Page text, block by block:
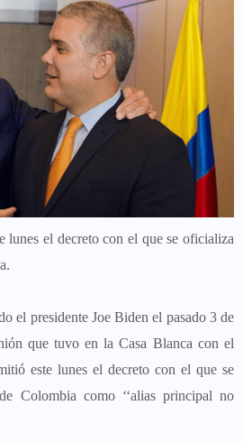
lunes el decreto con el que se oficializa
el presidente Joe Biden el pasado 3 de
que tuvo en la Casa Blanca con el
este lunes el decreto con el que se
Colombia como ‘‘alias principal no